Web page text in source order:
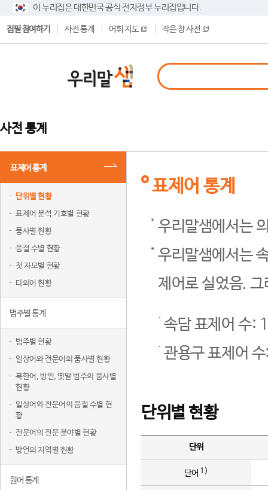
이 누리집은 대한민국 공식 전자정부 누리집입니다.
집필 참여하기 사전 통계 어휘 지도 작은 창 사전
사전 통계
표제어 통계
단위별 현황
표제어 분석 기호별 현황
품사별 현황
음절 수별 현황
첫 자모별 현황
다의어 현황
범주별 통계
범주별 현황
일상어와 전문어의 품사별 현황
북한어, 방언, 옛말 범주의 품사별
현황
일상어와 전문어의 음절 수별 현
황
전문어의 전문 분야별 현황
방언의 지역별 현황
원어 통계
표제어 통계
우리말샘에서는
우리말샘에서는
제어로 실었음.
속담 표제어 수:
관용구 표제어
단위별 현황
단위
단어 1)